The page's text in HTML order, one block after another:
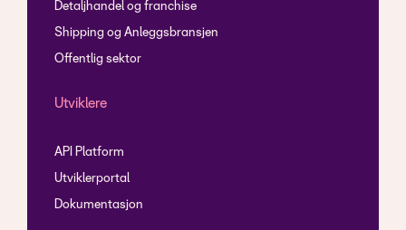
Detaljhandel og franchise
Shipping og Anleggsbransjen
Offentlig sektor
Utviklere
API Platform
Utviklerportal
Dokumentasjon